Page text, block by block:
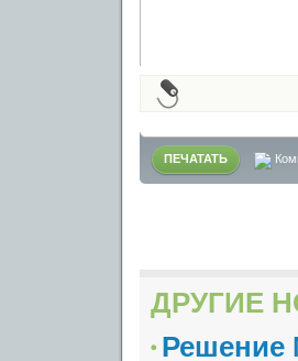
ПЕЧАТАТЬ
ДРУГИЕ
Решение